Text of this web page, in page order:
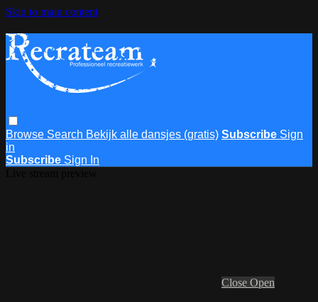
Skip to main content
Browse Search Bekijk alle dansjes (gratis) Subscribe Sign
in
Subscribe Sign In
Close Open